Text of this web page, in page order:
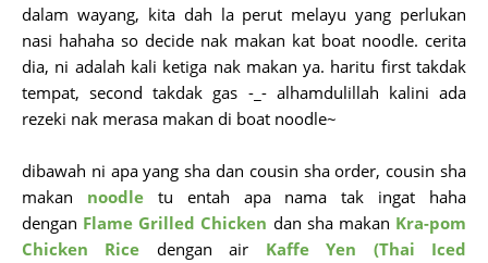
dalam wayang, kita dah la perut melayu yang perlukan
nasi hahaha so decide nak makan kat boat noodle. cerita
dia, ni adalah kali ketiga nak makan ya. haritu first takdak
tempat, second takdak gas -_- alhamdulillah kalini ada
rezeki nak merasa makan di boat noodle~
dibawah ni apa yang sha dan cousin sha order, cousin sha
makan noodletu entah apa nama tak ingat haha
dengan Flame Grilled Chicken dan sha makan Kra-pom
Chicken Rice dengan air Kaffe Yen (Thai Iced